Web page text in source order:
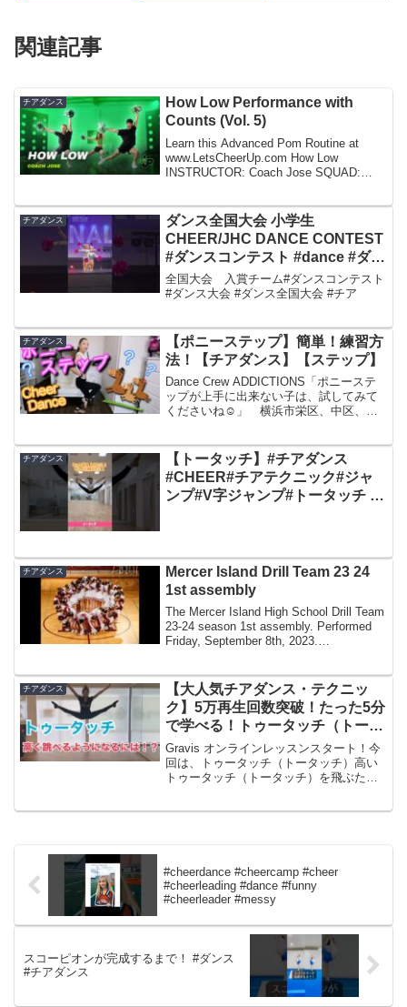
関連記事
チアダンス
How Low Performance with
Counts (Vol. 5)
Learn this Advanced Pom Routine at
www.LetsCheerUp.com How Low
INSTRUCTOR: Coach Jose SQUAD:
チアダンス
ダンス全国大会 小学生
CHEER/JHC DANCE CONTEST
#ダンスコンテスト #dance #ダン
ス全国大会 #チア
全国大会 入賞チーム#ダンスコンテスト
#ダンス大会 #ダンス全国大会 #チア
チアダンス
【ポニーステップ】簡単！練習方
法！【チアダンス】【ステップ】
Dance Crew ADDICTIONS「ポニーステ
ップが上手に出来ない子は、試してみて
くださいね☺︎」 横浜市栄区、中区、西
子、横浜、綱島、大倉山、鶴見)チアダ
ン...
チアダンス
【トータッチ】#チアダンス
#CHEER#チアテクニック#ジャ
ンプ#V字ジャンプ#トータッチ #
チアダンス
Mercer Island Drill Team 23 24
1st assembly
The Mercer Island High School Drill Team
23-24 season 1st assembly. Performed
Friday, September 8th, 2023.
チアダンス
【大人気チアダンス・テクニッ
ク】5万再生回数突破！たった5分
で学べる！トゥータッチ（トータ
ッチ）の基礎を徹底解説！
Gravis オンラインレッスンスタート！今
回は、トゥータッチ（トータッチ）高い
トゥータッチ（トータッチ）を飛ぶため
#cheerdance #cheercamp #cheer
#cheerleading #dance #funny
#cheerleader #messy
スコーピオンが完成するまで！ #ダンス
#チアダンス